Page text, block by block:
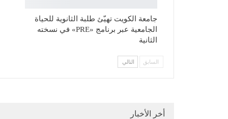
جامعة الكويت تهيّئ طلبة الثانوية للحياة
الجامعية عبر برنامج «PRE» في نسخته
الثانية
السابق التالي
أخر الأخبار